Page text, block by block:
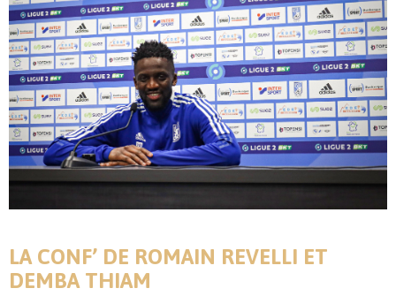
LA CONF’ DE ROMAIN REVELLI ET
DEMBA THIAM